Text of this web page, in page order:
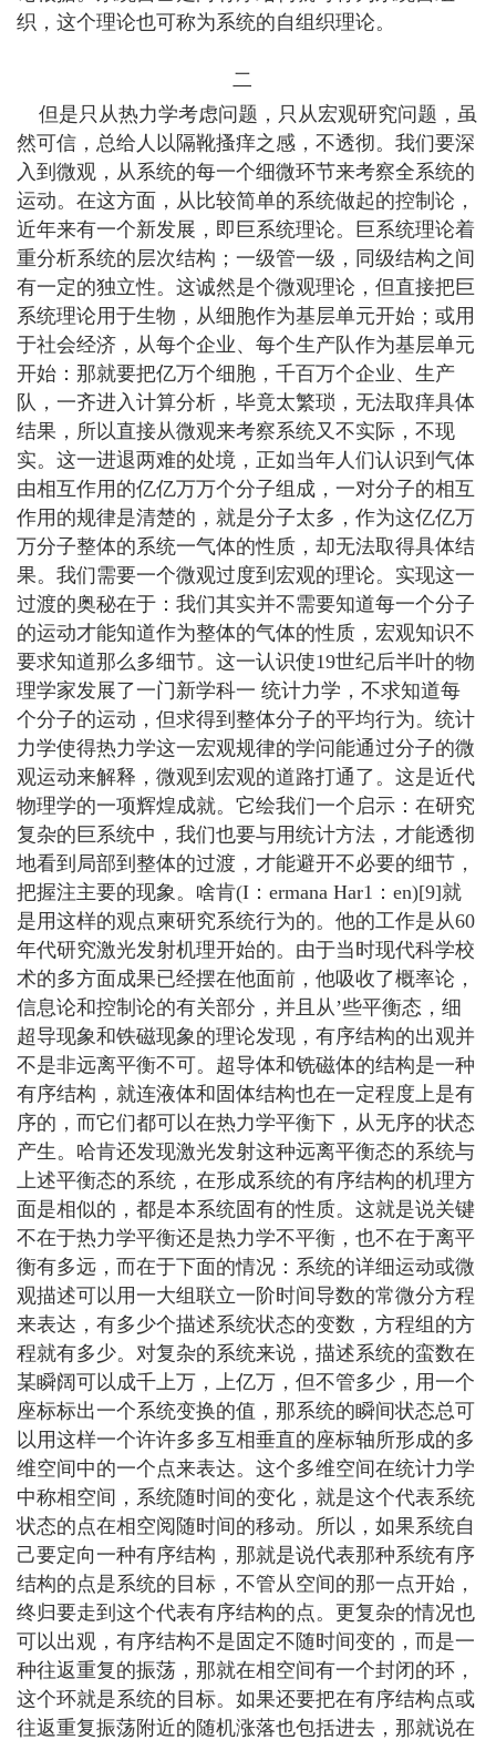
织，这个理论也可称为系统的自组织理论。
二
但是只从热力学考虑问题，只从宏观研究问题，虽
然可信，总给人以隔靴搔痒之感，不透彻。我们要深
入到微观，从系统的每一个细微环节来考察全系统的
运动。在这方面，从比较简单的系统做起的控制论，
近年来有一个新发展，即巨系统理论。巨系统理论着
重分析系统的层次结构；一级管一级，同级结构之间
有一定的独立性。这诚然是个微观理论，但直接把巨
系统理论用于生物，从细胞作为基层单元开始；或用
于社会经济，从每个企业、每个生产队作为基层单元
开始：那就要把亿万个细胞，千百万个企业、生产
队，一齐进入计算分析，毕竟太繁琐，无法取痒具体
结果，所以直接从微观来考察系统又不实际，不现
实。这一进退两难的处境，正如当年人们认识到气体
由相互作用的亿亿万万个分子组成，一对分子的相互
作用的规律是清楚的，就是分子太多，作为这亿亿万
万分子整体的系统一气体的性质，却无法取得具体结
果。我们需要一个微观过度到宏观的理论。实现这一
过渡的奥秘在于：我们其实并不需要知道每一个分子
的运动才能知道作为整体的气体的性质，宏观知识不
要求知道那么多细节。这一认识使19世纪后半叶的物
理学家发展了一门新学科一 统计力学，不求知道每
个分子的运动，但求得到整体分子的平均行为。统计
力学使得热力学这一宏观规律的学问能通过分子的微
观运动来解释，微观到宏观的道路打通了。这是近代
物理学的一项辉煌成就。它绘我们一个启示：在研究
复杂的巨系统中，我们也要与用统计方法，才能透彻
地看到局部到整体的过渡，才能避开不必要的细节，
把握注主要的现象。啥肯(I：ermana Har1：en)[9]就
是用这样的观点柬研究系统行为的。他的工作是从60
年代研究激光发射机理开始的。由于当时现代科学校
术的多方面成果已经摆在他面前，他吸收了概率论，
信息论和控制论的有关部分，并且从’些平衡态，细
超导现象和铁磁现象的理论发现，有序结构的出观并
不是非远离平衡不可。超导体和铣磁体的结构是一种
有序结构，就连液体和固体结构也在一定程度上是有
序的，而它们都可以在热力学平衡下，从无序的状态
产生。哈肯还发现激光发射这种远离平衡态的系统与
上述平衡态的系统，在形成系统的有序结构的机理方
面是相似的，都是本系统固有的性质。这就是说关键
不在于热力学平衡还是热力学不平衡，也不在于离平
衡有多远，而在于下面的情况：系统的详细运动或微
观描述可以用一大组联立一阶时间导数的常微分方程
来表达，有多少个描述系统状态的变数，方程组的方
程就有多少。对复杂的系统来说，描述系统的蛮数在
某瞬阔可以成千上万，上亿万，但不管多少，用一个
座标标出一个系统变换的值，那系统的瞬间状态总可
以用这样一个许许多多互相垂直的座标轴所形成的多
维空间中的一个点来表达。这个多维空间在统计力学
中称相空间，系统随时间的变化，就是这个代表系统
状态的点在相空阅随时间的移动。所以，如果系统自
己要定向一种有序结构，那就是说代表那种系统有序
结构的点是系统的目标，不管从空间的那一点开始，
终归要走到这个代表有序结构的点。更复杂的情况也
可以出观，有序结构不是固定不随时间变的，而是一
种往返重复的振荡，那就在相空间有一个封闭的环，
这个环就是系统的目标。如果还要把在有序结构点或
往返重复振荡附近的随机涨落也包括进去，那就说在